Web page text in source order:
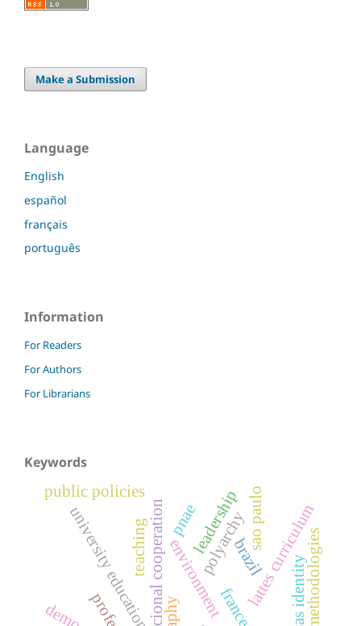
Make a Submission
Language
English
español
français
português
Information
For Readers
For Authors
For Librarians
Keywords
internacional cooperationenvironmentfrance
brazil
lattes curriculum
teaching
university education polyarchy
leadership
public policies
pnae sao paulo